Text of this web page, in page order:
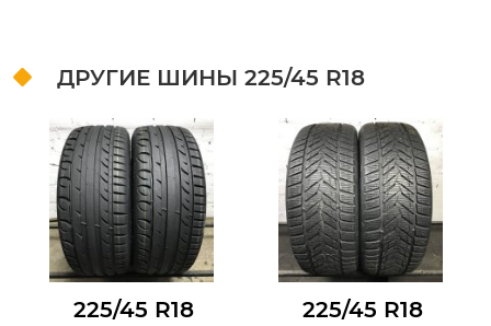
ДРУГИЕ ШИНЫ 225/45 R18
225/45 R18 225/45 R18